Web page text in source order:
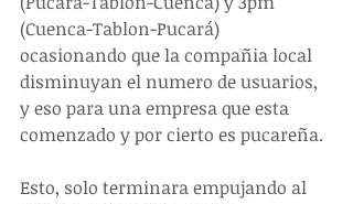
(Cuenca-Tablon-Pucará)
ocasionando que la compañia local
disminuyan el numero de usuarios,
y eso para una empresa que esta
comenzado y por cierto es pucareña.
Esto, solo terminara empujando al